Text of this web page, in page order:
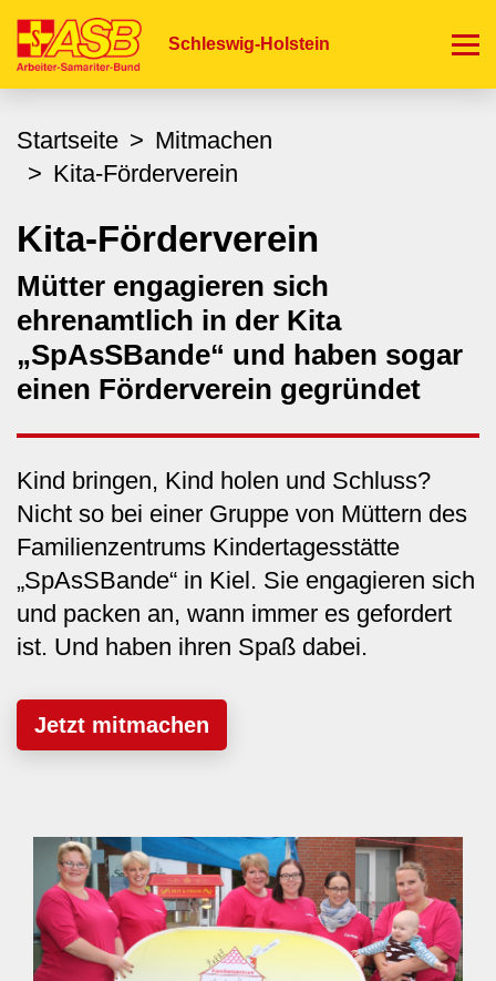
zum
Schleswig-Holstein
Startseite
Mitmachen
Kita-Förderverein
Kita-Förderverein
Mütter engagieren sich
ehrenamtlich in der Kita
„SpAsSBande“ und haben sogar
einen Förderverein gegründet
Kind bringen, Kind holen und Schluss?
Nicht so bei einer Gruppe von Müttern des
Familienzentrums Kindertagesstätte
„SpAsSBande“ in Kiel. Sie engagieren sich
und packen an, wann immer es gefordert
ist. Und haben ihren Spaß dabei.
Jetzt mitmachen